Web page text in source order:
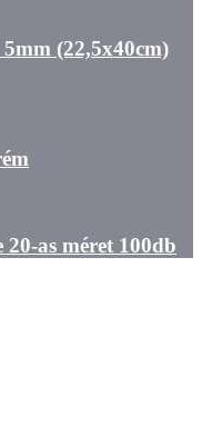
(22,5x40cm)
as méret 100db